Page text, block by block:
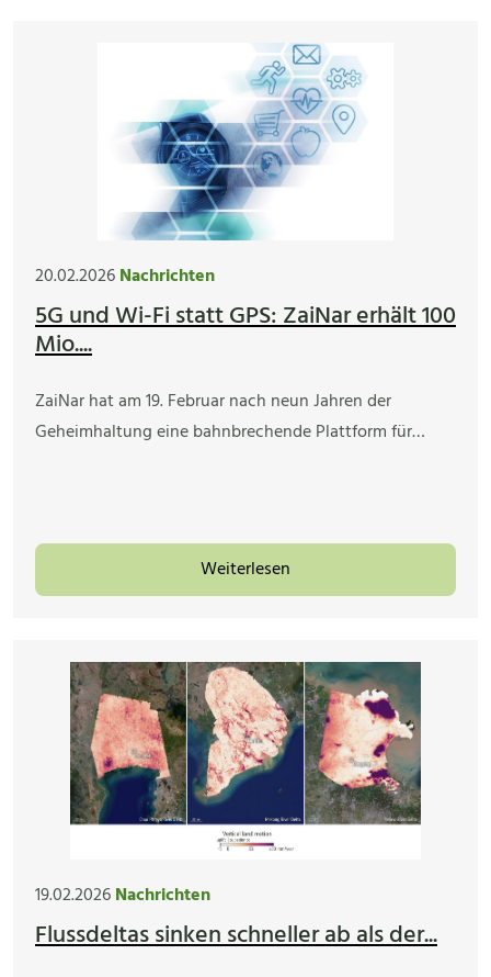
20.02.2026Nachrichten
5G und Wi-Fi statt GPS: ZaiNar erhält 100
Mio....
ZaiNar hat am 19. Februar nach neun Jahren der
Geheimhaltung eine bahnbrechende Plattform für…
Weiterlesen
19.02.2026Nachrichten
Flussdeltas sinken schneller ab als der...